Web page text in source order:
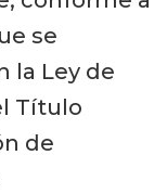
se
la Ley de
Título
de